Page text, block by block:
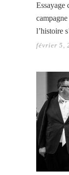
Essayage
l’histoire
février 5,